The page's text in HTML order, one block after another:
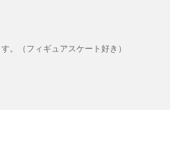
。（フィギュアスケート好き）